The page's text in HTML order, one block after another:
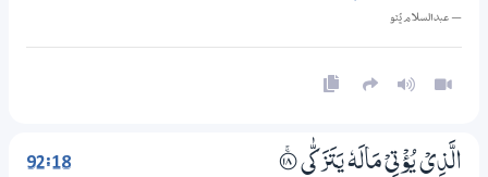
— عبدالسلام ڀُٽو
92:18 الَّذِيْ يُؤْتِيْ مَالَهٗ يَتَزَكّٰى ؀ۚ18